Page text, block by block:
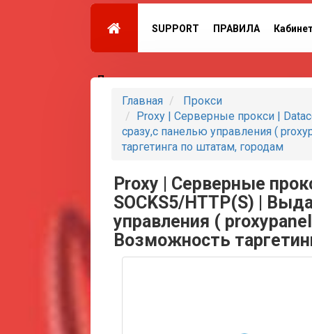
SUPPORT ПРАВИЛА
Партнеры
Главная
Прокси
Proxy | Серверные прокси |
сразу,с панелью управления (
таргетинга по штатам, городам
Proxy | Серверные
SOCKS5/HTTP(S) |
управления (
Возможность